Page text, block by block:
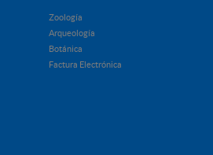
Zoología
Arqueología
Botánica
Factura Electrónica